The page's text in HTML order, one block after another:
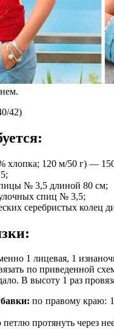
42)
хлопка; 120 м/50 г) —
№ 3,5 длиной 80 см;
спиц № 3,5;
серебристых колец
1 лицевая, 1
по приведенной
В высоту 1 раз
по правому краю:
петлю протянуть через